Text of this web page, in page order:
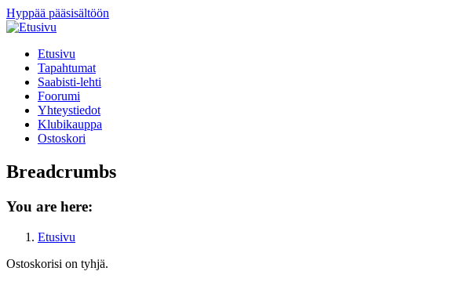
Hyppää pääsisältöön
Etusivu
Tapahtumat
Saabisti-lehti
Foorumi
Yhteystiedot
Klubikauppa
Ostoskori
Breadcrumbs
You are here:
Etusivu
Ostoskorisi on tyhjä.